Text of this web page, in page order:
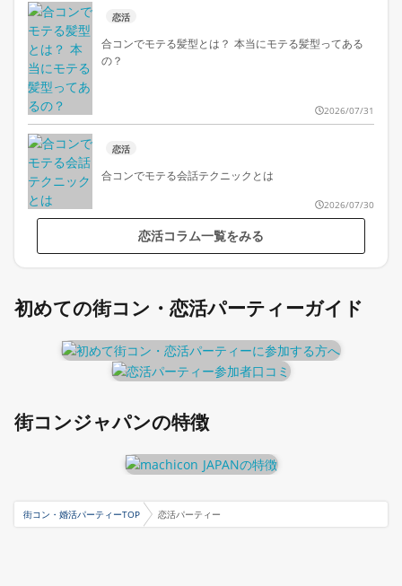
恋活
合コンでモテる髪型とは？ 本当にモテる髪型ってある
の？
2026/07/31
恋活
合コンでモテる会話テクニックとは
2026/07/30
恋活コラム一覧をみる
初めての街コン・恋活パーティーガイド
街コンジャパンの特徴
街コン・婚活パーティーTOP 恋活パーティー